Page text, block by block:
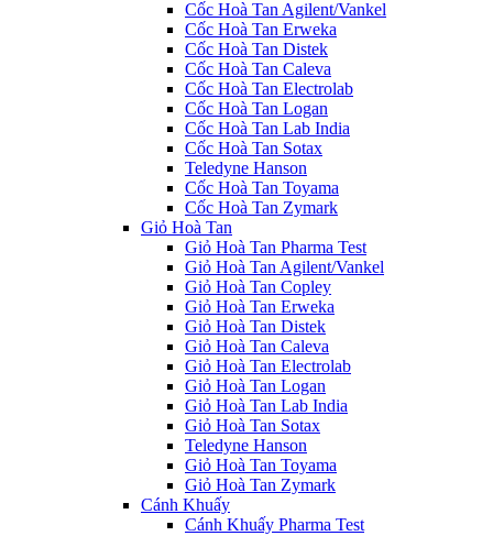
Cốc Hoà Tan Agilent/Vankel
Cốc Hoà Tan Erweka
Cốc Hoà Tan Distek
Cốc Hoà Tan Caleva
Cốc Hoà Tan Electrolab
Cốc Hoà Tan Logan
Cốc Hoà Tan Lab India
Cốc Hoà Tan Sotax
Teledyne Hanson
Cốc Hoà Tan Toyama
Cốc Hoà Tan Zymark
Giỏ Hoà Tan
Giỏ Hoà Tan Pharma Test
Giỏ Hoà Tan Agilent/Vankel
Giỏ Hoà Tan Copley
Giỏ Hoà Tan Erweka
Giỏ Hoà Tan Distek
Giỏ Hoà Tan Caleva
Giỏ Hoà Tan Electrolab
Giỏ Hoà Tan Logan
Giỏ Hoà Tan Lab India
Giỏ Hoà Tan Sotax
Teledyne Hanson
Giỏ Hoà Tan Toyama
Giỏ Hoà Tan Zymark
Cánh Khuấy
Cánh Khuấy Pharma Test